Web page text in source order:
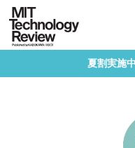
夏割実施